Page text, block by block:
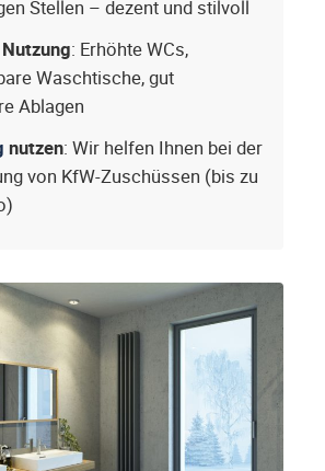
Stellen – dezent und stilvoll
: Erhöhte WCs,
Waschtische, gut
Ablagen
nutzen: Wir helfen Ihnen bei der
von KfW-Zuschüssen (bis zu